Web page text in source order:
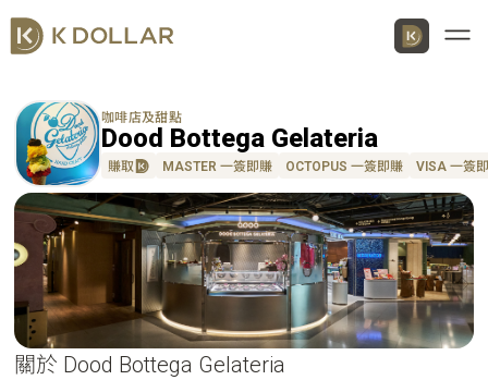
咖啡店及甜點
Dood Bottega Gelateria
賺取 MASTER 一簽即賺 OCTOPUS 一簽即賺 VISA 一簽
關於 Dood Bottega Gelateria